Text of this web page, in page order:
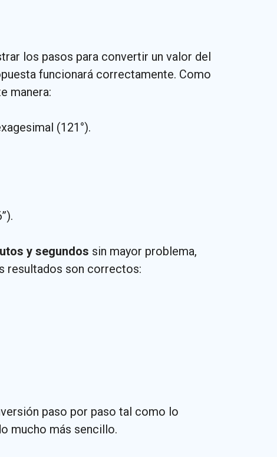
los pasos para convertir un valor del
funcionará correctamente. Como
manera:
(121°).
y segundos sin mayor problema,
resultados son correctos:
paso por paso tal como lo
mucho más sencillo.